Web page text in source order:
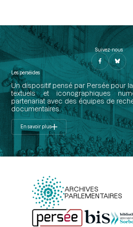
Suivez-nous
Les perséides
Un dispositif pensé par Persée pour
textuels et iconographiques
partenariat avec des équipes de
documentaires.
En savoir plus
ARCHIVES
PARLEMENTAIRES